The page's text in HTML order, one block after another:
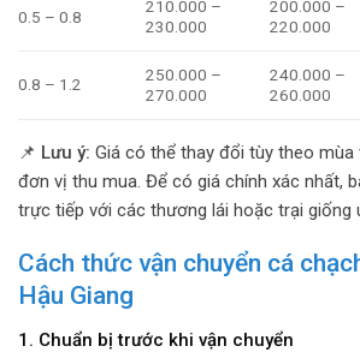
0.5 – 0.8
210.000 –
230.000
200.000 –
220.000
0.8 – 1.2
250.000 –
270.000
240.000 –
260.000
📌 Lưu ý: Giá có thể thay đổi tùy theo mùa
đơn vị thu mua. Để có giá chính xác nhất,
trực tiếp với các thương lái hoặc trại giống
Cách thức vận chuyển cá
Hậu Giang
1. Chuẩn bị trước khi vận chuyển